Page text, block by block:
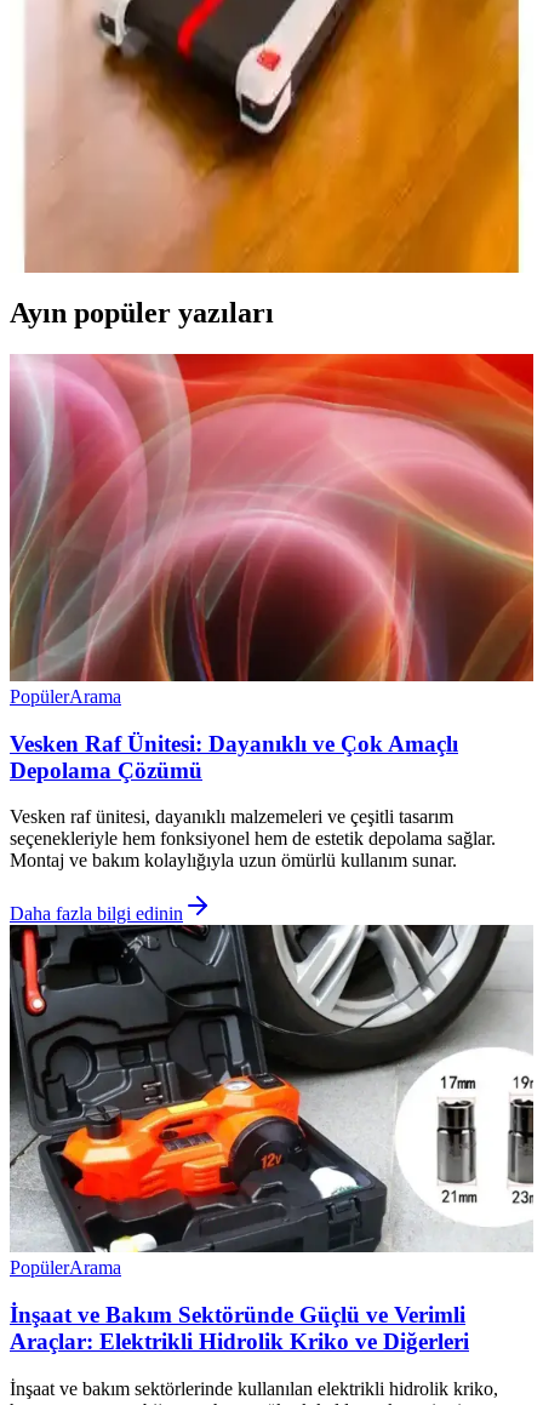
Dynamic Dynamıc vinyl dambıl, 4 kg ağırlığında, dayanıklı vinil
kaplamasıyla konfor ve uzun ömür sağlar. Evde hafif egzersiz ve
rehabilitasyon için ideal, kullanımı kolay ve uygun fiyatlı bir spor
ekipmanıdır.
Voit Powerfit Koşu Bandı: Evde Kullanım İçin
Gelişmiş ve Kullanışlı Fitness Cihazı
Voit Powerfit Koşu Bandı, sessiz çalışması, ayarlanabilir eğim ve hız
Ayın popüler yazıları
PopülerArama
Vesken Raf Ünitesi: Dayanıklı ve Çok Amaçlı
Depolama Çözümü
Vesken raf ünitesi, dayanıklı malzemeleri ve çeşitli tasarım
seçenekleriyle hem fonksiyonel hem de estetik depolama sağlar.
Montaj ve bakım kolaylığıyla uzun ömürlü kullanım sunar.
Daha fazla bilgi edinin
PopülerArama
İnşaat ve Bakım Sektöründe Güçlü ve Verimli
Araçlar: Elektrikli Hidrolik Kriko ve Diğerleri
İnşaat ve bakım sektörlerinde kullanılan elektrikli hidrolik kriko,